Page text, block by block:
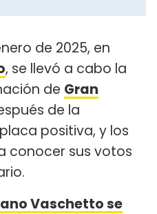
de 2025, en
, se llevó a cabo la
de Gran
de la
positiva, y los
conocer sus votos
Vaschetto se